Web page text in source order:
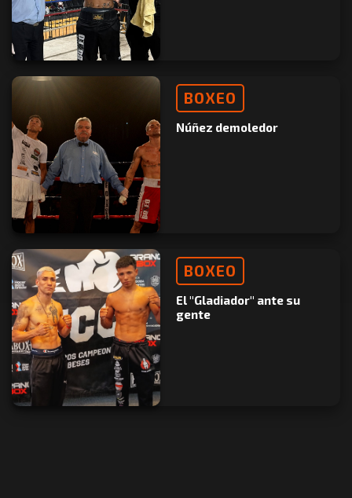
BOXEO
Núñez demoledor
BOXEO
El "Gladiador" ante su
gente